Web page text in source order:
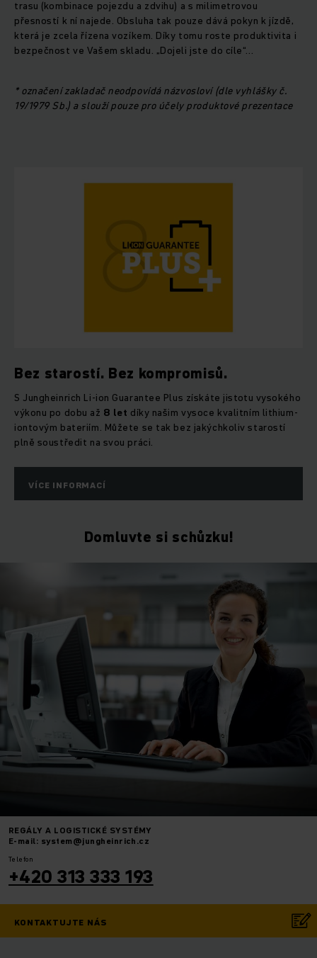
trasu (kombinace pojezdu a zdvihu) a s milimetrovou
přesností k ní najede. Obsluha tak pouze dává pokyn k jízdě,
která je zcela řízena vozíkem. Díky tomu roste produktivita i
bezpečnost ve Vašem skladu. „Dojeli jste do cíle“...
* označení zakladač neodpovídá názvosloví (dle vyhlášky č.
19/1979 Sb.) a slouží pouze pro účely produktové prezentace
Bez starostí. Bez kompromisů.
S Jungheinrich Li-ion Guarantee Plus získáte jistotu vysokého
výkonu po dobu až 8 let díky našim vysoce kvalitním lithium-
iontovým bateriím. Můžete se tak bez jakýchkoliv starostí
plně soustředit na svou práci.
VÍCE INFORMACÍ
Domluvte si schůzku!
REGÁLY A LOGISTICKÉ SYSTÉMY
E-mail: system@jungheinrich.cz
Telefon
+420 313 333 193
KONTAKTUJTE NÁS